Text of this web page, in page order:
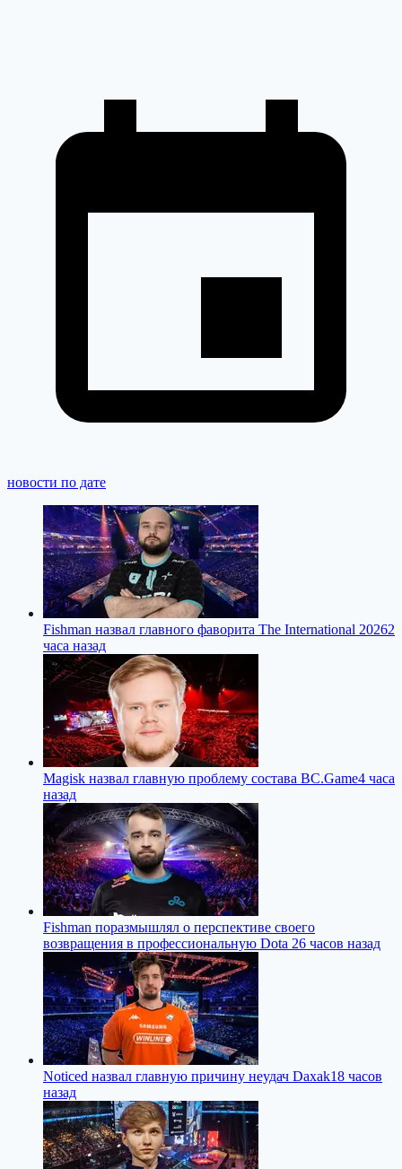
новости по дате
Fishman назвал главного фаворита The International 20262
часа назад
Magisk назвал главную проблему состава BC.Game4 часа
назад
Fishman поразмышлял о перспективе своего
возвращения в профессиональную Dota 26 часов назад
Noticed назвал главную причину неудач Daxak18 часов
назад